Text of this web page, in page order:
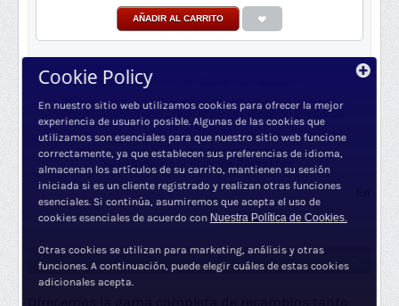
AÑADIR AL CARRITO
Shipping Costs:
To see shipping options, please enter your postcode and
address. You can also check shipping options on the Cart &
Checkout pages.
We are unable to ship to some destinations due to
weight/volume or
Shipping Restrictions.
Envío
Descripción
Cookie Policy
En nuestro sitio web utilizamos cookies para ofrecer la mejor
experiencia de usuario posible. Algunas de las cookies que
utilizamos son esenciales para que nuestro sitio web funcione
correctamente, ya que establecen sus preferencias de idioma,
almacenan los artículos de su carrito, mantienen su sesión
iniciada si es un cliente registrado y realizan otras funciones
esenciales. Si continúa, asumiremos que acepta el uso de
cookies esenciales de acuerdo con Nuestra Política de Cookies.
Otras cookies se utilizan para marketing, análisis y otras
funciones. A continuación, puede elegir cuáles de estas cookies
adicionales acepta.